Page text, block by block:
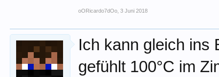
oORicardo7dOo 3 Juni 2018
Ich kann gleich ins
gefühlt 100°C im